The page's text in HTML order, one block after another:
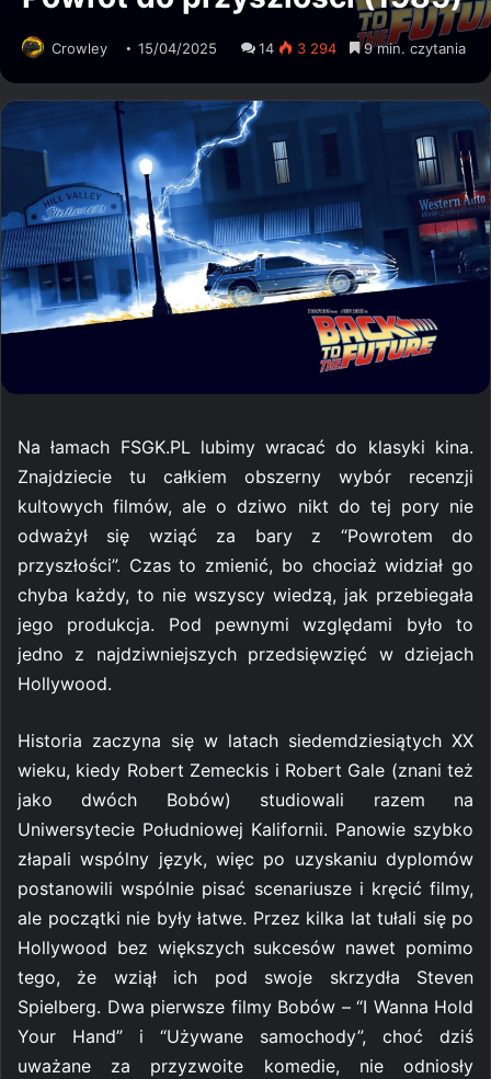
Crowley 15/04/2025 14 3 294 9 min. czytania
Na łamach FSGK.PL lubimy wracać do klasyki kina.
Znajdziecie tu całkiem obszerny wybór recenzji
kultowych filmów, ale o dziwo nikt do tej pory nie
odważył się wziąć za bary z “Powrotem do
przyszłości”. Czas to zmienić, bo chociaż widział go
chyba każdy, to nie wszyscy wiedzą, jak przebiegała
jego produkcja. Pod pewnymi względami było to
jedno z najdziwniejszych przedsięwzięć w dziejach
Hollywood.
Historia zaczyna się w latach siedemdziesiątych XX
wieku, kiedy Robert Zemeckis i Robert Gale (znani też
jako dwóch Bobów) studiowali razem na
Uniwersytecie Południowej Kalifornii. Panowie szybko
złapali wspólny język, więc po uzyskaniu dyplomów
postanowili wspólnie pisać scenariusze i kręcić filmy,
ale początki nie były łatwe. Przez kilka lat tułali się po
Hollywood bez większych sukcesów nawet pomimo
tego, że wziął ich pod swoje skrzydła Steven
Spielberg. Dwa pierwsze filmy Bobów – “I Wanna Hold
Your Hand” i “Używane samochody”, choć dziś
uważane za przyzwoite komedie, nie odniosły